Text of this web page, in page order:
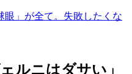
眼」が全て。失敗したくな
ルニはダサい」